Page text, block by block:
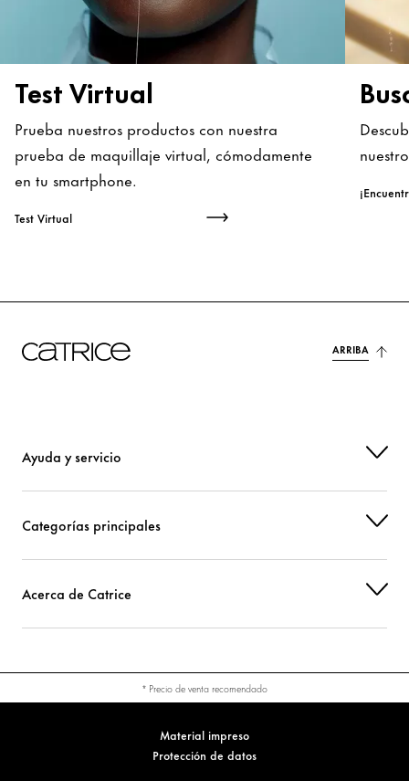
Test Virtual
Prueba nuestros productos con nuestra
prueba de maquillaje virtual, cómodamente
en tu smartphone.
Test Virtual
ARRIBA
Ayuda y servicio
Categorías principales
Acerca de Catrice
* Precio de venta recomendado
Material impreso
Protección de datos